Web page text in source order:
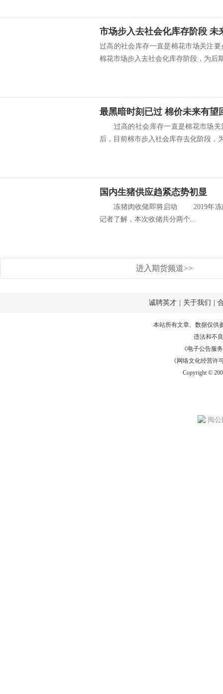
市场步入去社会化库存阶段 未
过高的社会库存一直是棉花市场关注
棉花市场步入去社会化库存阶段，为后
最黑暗时刻已过 棉价未来有望
过高的社会库存一直是棉花市场关
后，目前棉市步入社会库存去化阶段，
国内生猪供应趋紧态势初显
冻猪肉收储即将启动 2019年冻肉
记者了解，本次收储共分两个...
进入期货频道>>
诚聘英才 关于我们
本站所有文章、数据仅供
违法和不
《电子公告服务
《网络文化经营许
Copyright ©
闽公